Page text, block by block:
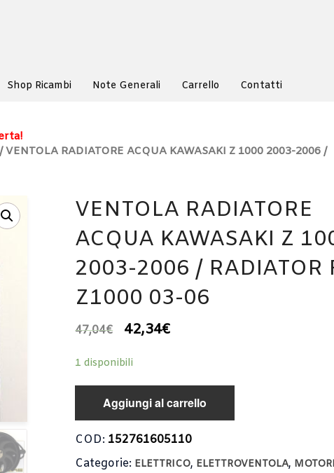
Shop Ricambi Note Generali Carrello Contatti
/ VENTOLA RADIATORE ACQUA KAWASAKI Z 1000 2003-2006 /
VENTOLA RADIATORE
ACQUA KAWASAKI Z
2003-2006 / RADIATOR
Z1000 03-06
47,04€ 42,34€
1 disponibili
Aggiungi al carrello
COD: 152761605110
Categorie: ELETTRICO, ELETTROVENTOLA,